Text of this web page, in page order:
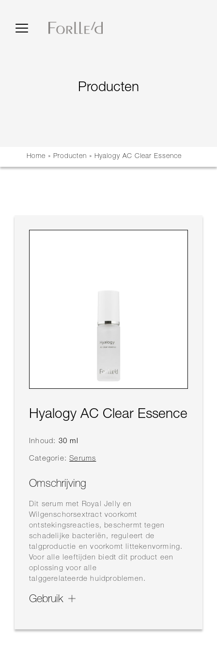
Producten
Home » Producten » Hyalogy AC Clear Essence
Hyalogy AC Clear Essence
Inhoud: 30 ml
Categorie:Serums
Omschrijving
Dit serum met Royal Jelly en
Wilgenschorsextract voorkomt
ontstekingsreacties, beschermt tegen
schadelijke bacteriën, reguleert de
talgproductie en voorkomt littekenvorming.
Voor alle leeftijden biedt dit product een
oplossing voor alle
talggerelateerde huidproblemen.
Gebruik